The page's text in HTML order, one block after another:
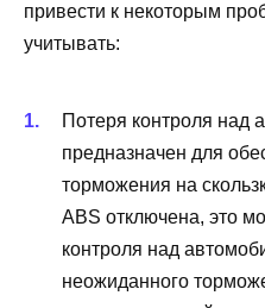
привести к некоторым
учитывать:
Потеря контроля над
предназначен для
торможения на
ABS отключена, это
контроля над
неожиданного